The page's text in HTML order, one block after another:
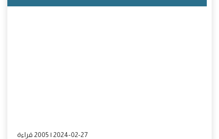
2024-02-27 | 2005 قراءة